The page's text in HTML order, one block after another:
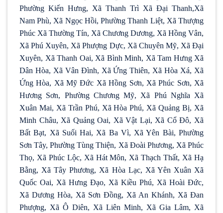
Phường Kiến Hưng, Xã Thanh Trì Xã Đại Thanh,Xã
Nam Phù, Xã Ngọc Hồi, Phường Thanh Liệt, Xã Thượng
Phúc Xã Thường Tín, Xã Chương Dương, Xã Hồng Vân,
Xã Phú Xuyên, Xã Phượng Dực, Xã Chuyên Mỹ, Xã Đại
Xuyên, Xã Thanh Oai, Xã Bình Minh, Xã Tam Hưng Xã
Dân Hòa, Xã Vân Đình, Xã Ứng Thiên, Xã Hòa Xá, Xã
Ứng Hòa, Xã Mỹ Đức Xã Hồng Sơn, Xã Phúc Sơn, Xã
Hương Sơn, Phường Chương Mỹ, Xã Phú Nghĩa Xã
Xuân Mai, Xã Trần Phú, Xã Hòa Phú, Xã Quảng Bị, Xã
Minh Châu, Xã Quảng Oai, Xã Vật Lại, Xã Cổ Đô, Xã
Bất Bạt, Xã Suối Hai, Xã Ba Vì, Xã Yên Bài, Phường
Sơn Tây, Phường Tùng Thiện, Xã Đoài Phương, Xã Phúc
Thọ, Xã Phúc Lộc, Xã Hát Môn, Xã Thạch Thất, Xã Hạ
Bằng, Xã Tây Phương, Xã Hòa Lạc, Xã Yên Xuân Xã
Quốc Oai, Xã Hưng Đạo, Xã Kiều Phú, Xã Hoài Đức,
Xã Dương Hòa, Xã Sơn Đồng, Xã An Khánh, Xã Đan
Phượng, Xã Ô Diên, Xã Liên Minh, Xã Gia Lâm, Xã